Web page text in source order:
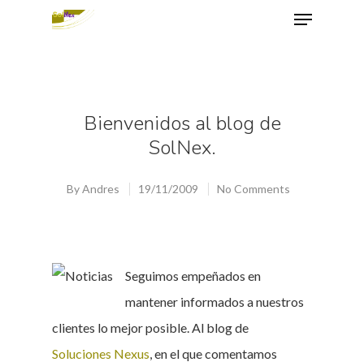
Bienvenidos al blog de
SolNex.
ByAndres 19/11/2009 No Comments
Seguimos empeñados en
mantener informados a nuestros
clientes lo mejor posible. Al blog de
Soluciones Nexus, en el que comentamos